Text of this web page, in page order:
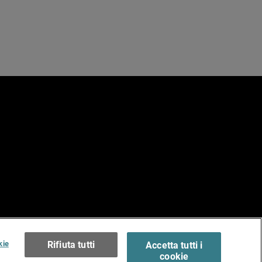
of Use >Rifiuta tutti
Accetta tutti i
cookie